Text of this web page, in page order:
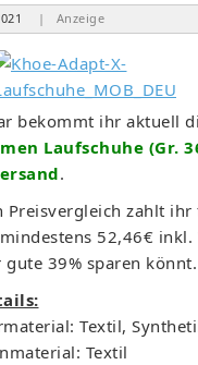
| Anzeige
bekommt ihr aktuell
Laufschuhe (Gr.
.
Preisvergleich zahlt ihr
52,46€ inkl.
39% sparen könnt.
Textil,
Textil